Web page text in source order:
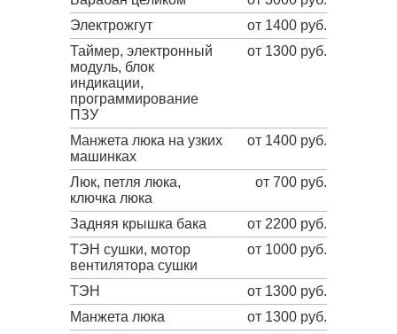
Электрожгут
от 1400 руб.
Таймер, электронный
модуль, блок
индикации,
программирование
ПЗУ
от 1300 руб.
Манжета люка на узких
машинках
от 1400 руб.
Люк, петля люка,
ключка люка
от 700 руб.
Задняя крышка бака
от 2200 руб.
ТЭН сушки, мотор
вентилятора сушки
от 1000 руб.
ТЭН
от 1300 руб.
Манжета люка
от 1300 руб.